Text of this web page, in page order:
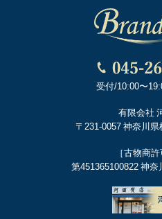
受付/10:00〜
有限会社
〒231-0057 神奈川
［古物商許
第451365100822 神